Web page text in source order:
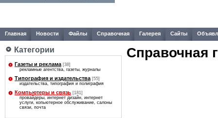
Главная Новости Файлы Справочная Галерея Сайты
Категории
Газеты и реклама [38]
рекламные агентства, газеты, журналы
Типография и издательства [55]
издательства, типография и полиграфия
Компьютеры и связь [181]
провайдеры, интернет дизайн, интернет
услуги, копьютерное обслуживание, салоны
связи, почта
Справочная